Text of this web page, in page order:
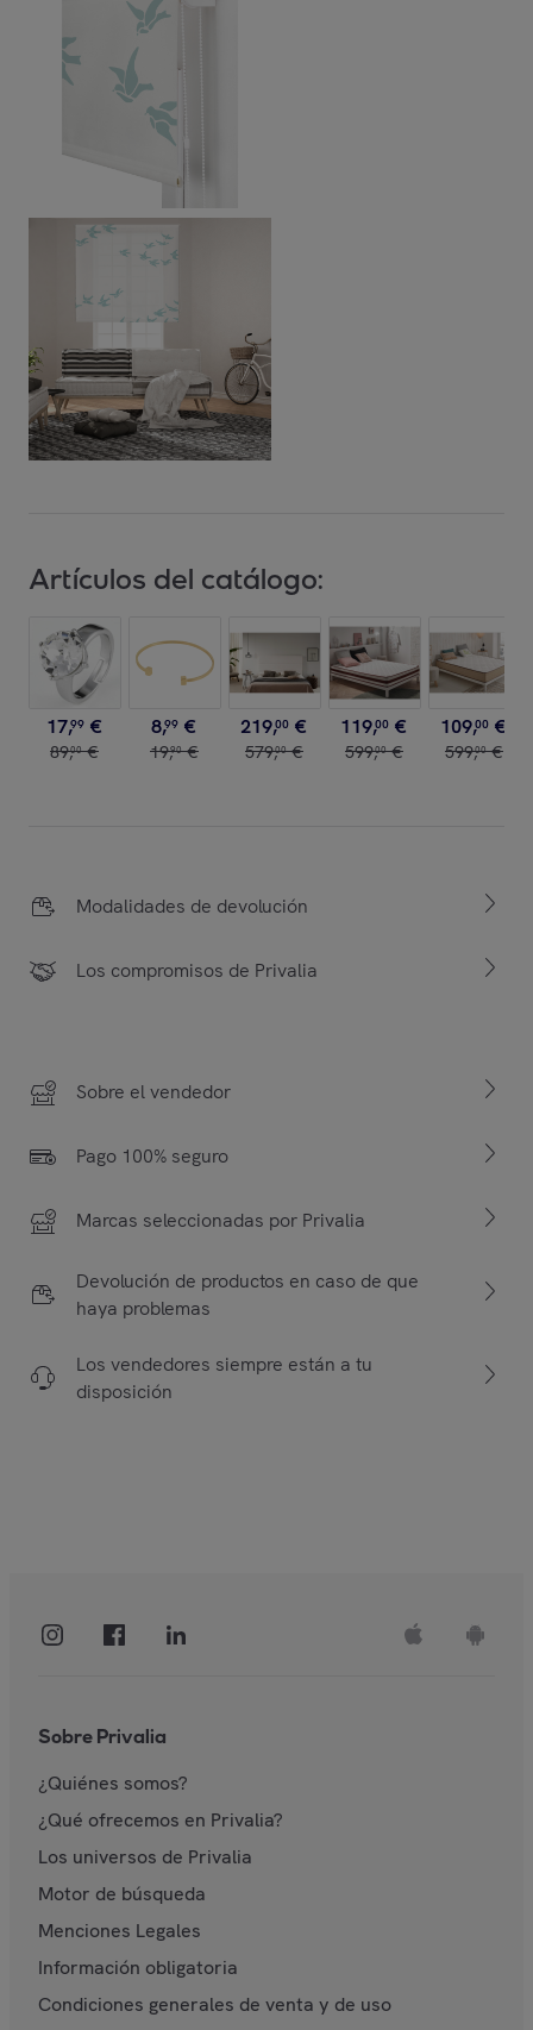
Artículos del catálogo:
17,99 €
89,00 €
8,99 €
19,90 €
219,00 €
579,00 €
119,00 €
599,00 €
109,00 €
599,00 €
Modalidades de devolución
Los compromisos de Privalia
Sobre el vendedor
Pago 100% seguro
Marcas seleccionadas por Privalia
Devolución de productos en caso de que
haya problemas
Los vendedores siempre están a tu
disposición
Sobre Privalia
¿Quiénes somos?
¿Qué ofrecemos en Privalia?
Los universos de Privalia
Motor de búsqueda
Menciones Legales
Información obligatoria
Condiciones generales de venta y de uso